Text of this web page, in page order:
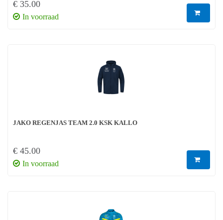
€ 35.00
In voorraad
JAKO REGENJAS TEAM 2.0 KSK KALLO
€ 45.00
In voorraad